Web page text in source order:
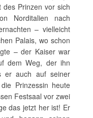
des Prinzen vor sich
Norditalien nach
– vielleicht
Palais, wo schon
– der Kaiser war
dem Weg, der ihn
er auch auf seiner
Prinzessin heute
Festsaal vor zwei
das jetzt her ist! Er